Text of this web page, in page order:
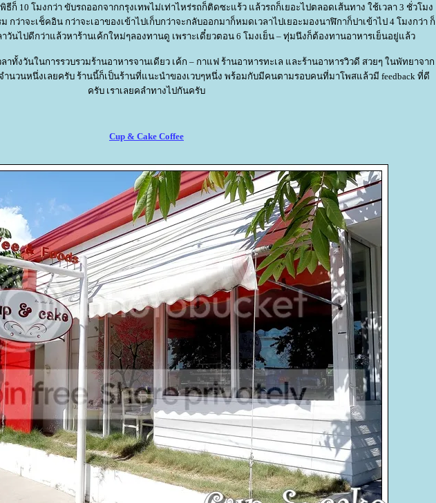
ก็ 10 โมงกว่า ขับรถออกจากกรุงเทพไม่เท่าไหร่รถก็ติดซะแร้ว แล้วรถก็เยอะไปตลอดเส้นทาง ใช้เวลา 3 ชั่วโมง
กว่าจะเช็คอิน กว่าจะเอาของเข้าไปเก็บกว่าจะกลับออกมาก็หมดเวลาไปเยอะมองนาฬิกาก็ปาเข้าไป 4 โมงกว่า ก็
วันไปดีกว่าแล้วหาร้านเค้กใหม่ๆลองทานดู เพราะเดี๋ยวตอน 6 โมงเย็น – ทุ่มนึงก็ต้องทานอาหารเย็นอยู่แล้ว
ทั้งวันในการรวบรวมร้านอาหารจานเดียว เค้ก – กาแฟ ร้านอาหารทะเล และร้านอาหารวิวดี สวยๆ ในพัทยาจาก
ำนวนหนึ่งเลยครับ ร้านนี้ก็เป็นร้านที่แนะนำของเวบๆหนึ่ง พร้อมกับมีคนตามรอบคนที่มาโพสแล้วมี feedback ที่ดี
ครับ เราเลยคลำทางไปกันครับ
Cup & Cake Coffee